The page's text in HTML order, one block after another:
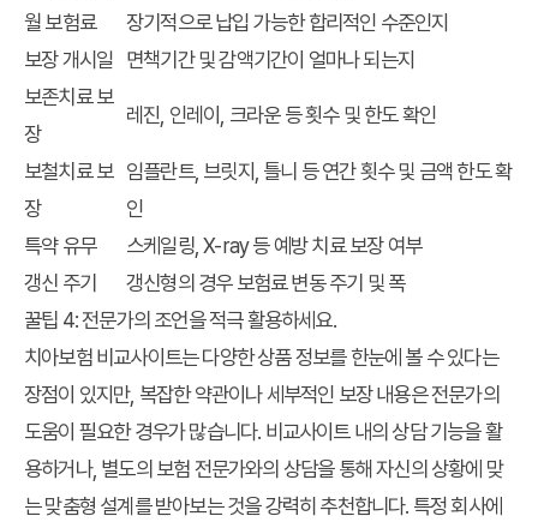
월 보험료
장기적으로 납입 가능한 합리적인 수준인지
보장 개시일 면책기간 및 감액기간이 얼마나 되는지
보존치료 보
장
레진, 인레이, 크라운 등 횟수 및 한도 확인
보철치료 보
장
임플란트, 브릿지, 틀니 등 연간 횟수 및 금액 한도 확
인
특약 유무
스케일링, X-ray 등 예방 치료 보장 여부
갱신 주기
갱신형의 경우 보험료 변동 주기 및 폭
꿀팁 4: 전문가의 조언을 적극 활용하세요.
치아보험 비교사이트는 다양한 상품 정보를 한눈에 볼 수 있다는
장점이 있지만, 복잡한 약관이나 세부적인 보장 내용은 전문가의
도움이 필요한 경우가 많습니다. 비교사이트 내의 상담 기능을 활
용하거나, 별도의 보험 전문가와의 상담을 통해 자신의 상황에 맞
는 맞춤형 설계를 받아보는 것을 강력히 추천합니다. 특정 회사에